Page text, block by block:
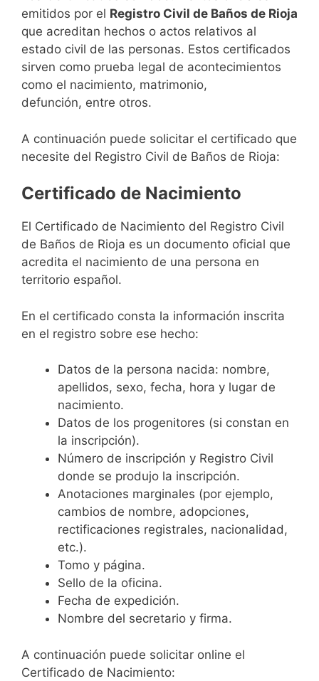
emitidos por el Registro Civil de Baños de Rioja
que acreditan hechos o actos relativos al
estado civil de las personas. Estos certificados
sirven como prueba legal de acontecimientos
como el nacimiento, matrimonio,
defunción, entre otros.
A continuación puede solicitar el certificado que
necesite del Registro Civil de Baños de Rioja:
Certificado de Nacimiento
El Certificado de Nacimiento del Registro Civil
de Baños de Rioja es un documento oficial que
acredita el nacimiento de una persona en
territorio español.
En el certificado consta la información inscrita
en el registro sobre ese hecho:
Datos de la persona nacida: nombre,
apellidos, sexo, fecha, hora y lugar de
nacimiento.
Datos de los progenitores (si constan en
la inscripción).
Número de inscripción y Registro Civil
donde se produjo la inscripción.
Anotaciones marginales (por ejemplo,
cambios de nombre, adopciones,
rectificaciones registrales, nacionalidad,
etc.).
Tomo y página.
Sello de la oficina.
Fecha de expedición.
Nombre del secretario y firma.
A continuación puede solicitar online el
Certificado de Nacimiento: